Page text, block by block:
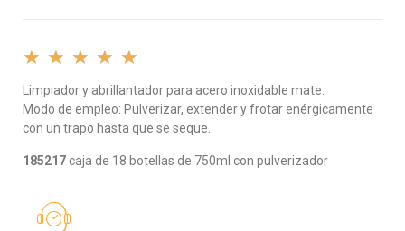
★ ★ ★ ★ ★
Limpiador y abrillantador para acero inoxidable mate.
Modo de empleo: Pulverizar, extender y frotar enérgicamente
con un trapo hasta que se seque.
185217 caja de 18 botellas de 750ml con pulverizador